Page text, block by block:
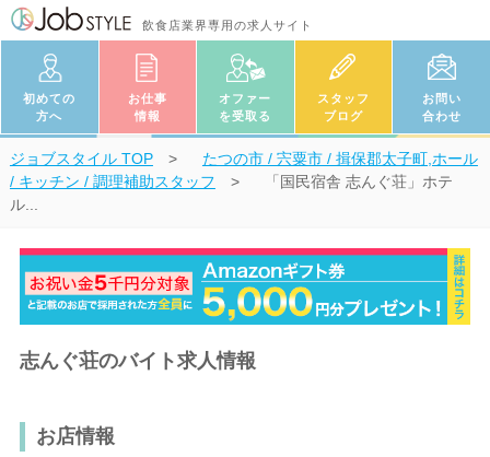
飲食店業界専用の求人サイト
初めての
方へ
お仕事
情報
オファー
を受取る
スタッフ
ブログ
お問い
合わせ
ジョブスタイルTOP
たつの市 / 宍粟市 / 揖保郡太子町,ホール
/ キッチン / 調理補助スタッフ
「国民宿舎 志んぐ荘」ホテ
ル...
志んぐ荘のバイト求人情報
お店情報